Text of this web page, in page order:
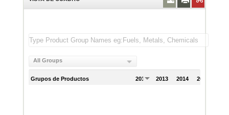
All Groups
Grupos de Productos 2012 2013 2014 2015